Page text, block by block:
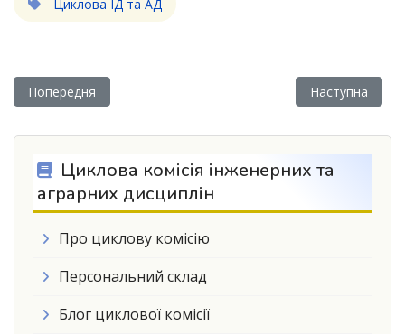
Циклова ІД та АД
Попередня стаття: ELECTUDE усуває розрив між теорією
Попередня Наступна
Наступна
Циклова комісія інженерних та
аграрних дисциплін
Про циклову комісію
Персональний склад
Блог циклової комісії